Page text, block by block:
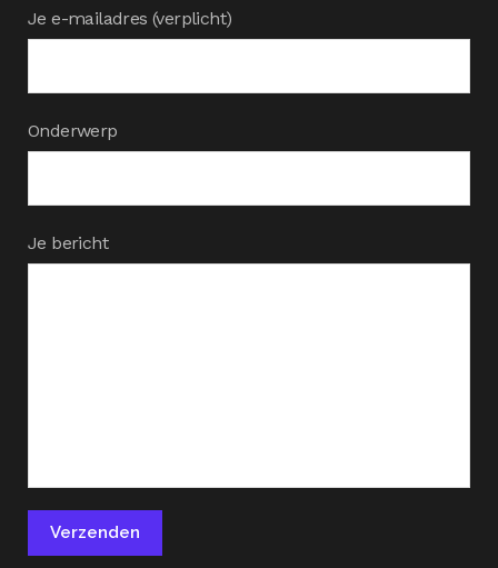
Je e-mailadres (verplicht)
Onderwerp
Je bericht